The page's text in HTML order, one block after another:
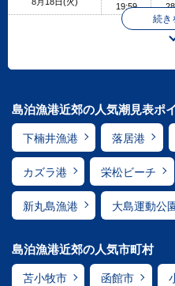
19:59
続き
島泊漁港近郊の人気潮見表ポ
下楠井漁港 落居港
カズラ港 栄松ビーチ
新丸島漁港 大島運動公
島泊漁港近郊の人気市町村
苫小牧市 函館市